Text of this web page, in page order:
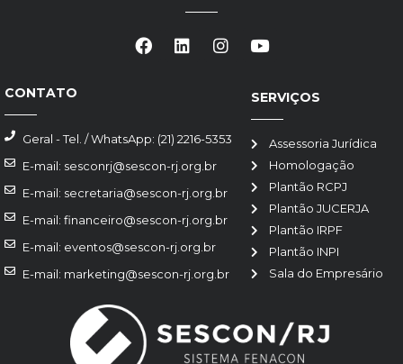
SERVIÇOS
Assessoria Jurídica
Homologação
Plantão RCPJ
Plantão JUCERJA
Plantão IRPF
Plantão INPI
Sala do Empresário
CONTATO
Geral - Tel. / WhatsApp: (21) 2216-5353
E-mail: sesconrj@sescon-rj.org.br
E-mail: secretaria@sescon-rj.org.br
E-mail: financeiro@sescon-rj.org.br
E-mail: eventos@sescon-rj.org.br
E-mail: marketing@sescon-rj.org.br